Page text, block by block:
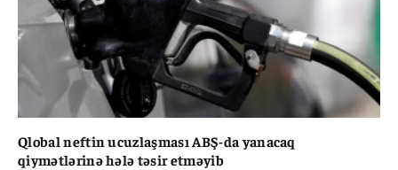
Qlobal neftin ucuzlaşması ABŞ-da yanacaq
qiymətlərinə hələ təsir etməyib